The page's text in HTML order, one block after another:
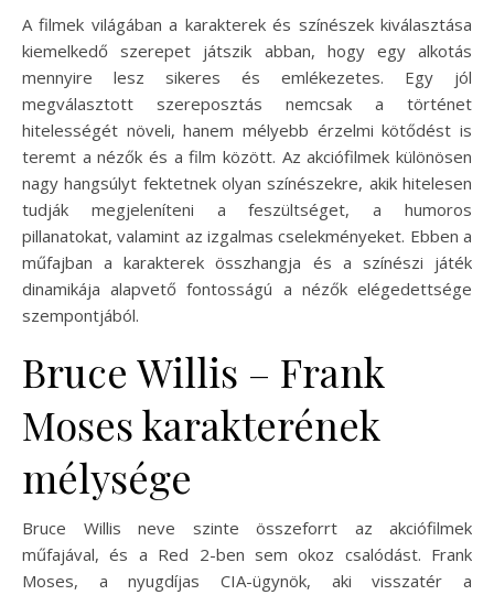
A filmek világában a karakterek és színészek kiválasztása
kiemelkedő szerepet játszik abban, hogy egy alkotás
mennyire lesz sikeres és emlékezetes. Egy jól
megválasztott szereposztás nemcsak a történet
hitelességét növeli, hanem mélyebb érzelmi kötődést is
teremt a nézők és a film között. Az akciófilmek különösen
nagy hangsúlyt fektetnek olyan színészekre, akik hitelesen
tudják megjeleníteni a feszültséget, a humoros
pillanatokat, valamint az izgalmas cselekményeket. Ebben a
műfajban a karakterek összhangja és a színészi játék
dinamikája alapvető fontosságú a nézők elégedettsége
szempontjából.
Bruce Willis – Frank
Moses karakterének
mélysége
Bruce Willis neve szinte összeforrt az akciófilmek
műfajával, és a Red 2-ben sem okoz csalódást. Frank
Moses, a nyugdíjas CIA-ügynök, aki visszatér a